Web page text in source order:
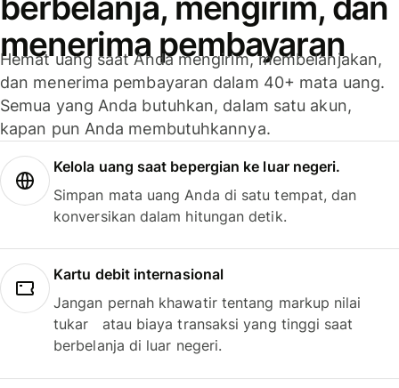
menerima pembayaran
Hemat uang saat Anda mengirim, membelanjakan,
dan menerima pembayaran dalam 40+ mata uang.
Semua yang Anda butuhkan, dalam satu akun,
kapan pun Anda membutuhkannya.
Kelola uang saat bepergian ke luar negeri.
Simpan mata uang Anda di satu tempat, dan
konversikan dalam hitungan detik.
Kartu debit internasional
Jangan pernah khawatir tentang markup nilai
tukar atau biaya transaksi yang tinggi saat
berbelanja di luar negeri.